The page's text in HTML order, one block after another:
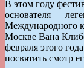
В этом году
основателя —
Международного
Москве Вана
февраля этого
посвятить смотр